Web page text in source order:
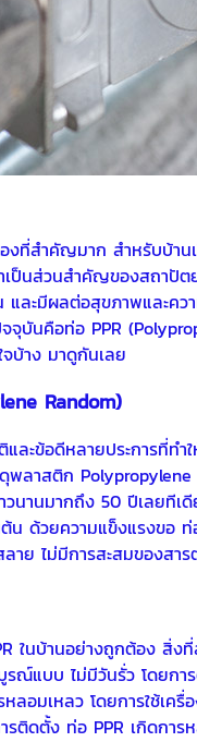
องที่สำคัญมาก สำหรับบ้า
าเป็นส่วนสำคัญของสถาปั
และมีผลต่อสุขภาพและค
จจุบันคือท่อ PPR
จบ้าง มาดูกันเลย
Random)
ะข้อดีหลายประการที่ทำ
ลาสติก
วนานมากถึง 50 ปีเลยที
น ด้วยความแข็งแรงขอ
าย ไม่มีการสะสมของสาร
ในบ้านอย่างถูกต้อง สิ่งที่
รณ์แบบ ไม่มีวันรั่ว โดยกา
หลอมเหลว โดยการใช้เ
ติดตั้ง ท่อ PPR เกิดการห